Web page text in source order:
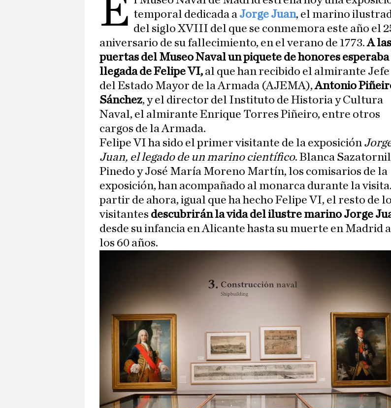
E temporal dedicada a Jorge Juan, el marino
del siglo XVIII del que se conmemora este año el
aniversario de su fallecimiento, en el verano de 1773.A las
puertas del Museo Naval un piquete de honores
llegada de Felipe VI, al que han recibido el almirante Jefe
del Estado Mayor de la Armada (AJEMA),Antonio
Sánchez, y el director del Instituto de Historia y Cultura
Naval, el almirante Enrique Torres Piñeiro, entre otros
cargos de la Armada.
Felipe VI ha sido el primer visitante de la exposición
Juan, el legado de un marino científico. Blanca Sazatornil
Pinedo y José María Moreno Martín, los comisarios de la
exposición, han acompañado al monarca durante la
partir de ahora, igual que ha hecho Felipe VI, el resto de
visitantes descubrirán la vida del ilustre marino Jorge
desde su infancia en Alicante hasta su muerte en Madrid a
los 60 años.